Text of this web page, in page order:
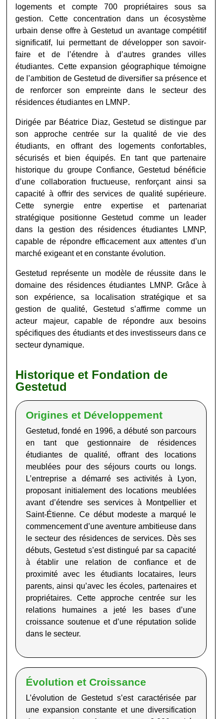
logements et compte 700 propriétaires sous sa
gestion. Cette concentration dans un écosystème
urbain dense offre à Gestetud un avantage compétitif
significatif, lui permettant de développer son savoir-
faire et de l’étendre à d’autres grandes villes
étudiantes. Cette expansion géographique témoigne
de l’ambition de Gestetud de diversifier sa présence et
de renforcer son empreinte dans le secteur des
résidences étudiantes en LMNP.
Dirigée par Béatrice Diaz, Gestetud se distingue par
son approche centrée sur la qualité de vie des
étudiants, en offrant des logements confortables,
sécurisés et bien équipés. En tant que partenaire
historique du groupe Confiance, Gestetud bénéficie
d’une collaboration fructueuse, renforçant ainsi sa
capacité à offrir des services de qualité supérieure.
Cette synergie entre expertise et partenariat
stratégique positionne Gestetud comme un leader
dans la gestion des résidences étudiantes LMNP,
capable de répondre efficacement aux attentes d’un
marché exigeant et en constante évolution.
Gestetud représente un modèle de réussite dans le
domaine des résidences étudiantes LMNP. Grâce à
son expérience, sa localisation stratégique et sa
gestion de qualité, Gestetud s’affirme comme un
acteur majeur, capable de répondre aux besoins
spécifiques des étudiants et des investisseurs dans ce
secteur dynamique.
Historique et Fondation de
Gestetud
Origines et Développement
Gestetud, fondé en 1996, a débuté son parcours
en tant que gestionnaire de résidences
étudiantes de qualité, offrant des locations
meublées pour des séjours courts ou longs.
L’entreprise a démarré ses activités à Lyon,
proposant initialement des locations meublées
avant d’étendre ses services à Montpellier et
Saint-Étienne. Ce début modeste a marqué le
commencement d’une aventure ambitieuse dans
le secteur des résidences de services. Dèsses
débuts, Gestetud s’est distingué par sa capacité
à établir une relation de confiance et de
proximité avec les étudiants locataires, leurs
parents, ainsi qu’avec les écoles, partenaires et
propriétaires. Cette approche centrée sur les
relations humaines a jeté les bases d’une
croissance soutenue et d’une réputation solide
dans le secteur.
Évolution et Croissance
L’évolution de Gestetud s’est caractérisée par
une expansion constante et une diversification